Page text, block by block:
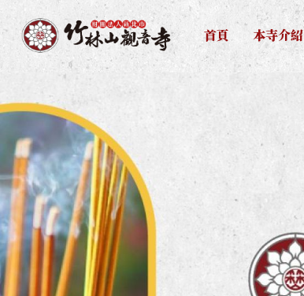
首頁 本寺介紹